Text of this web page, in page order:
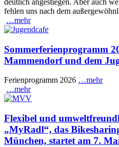
deutlich angestiegen. Aber auch
fehlen uns nach dem
…mehr
Sommerferienprogramm
Mammendorf und dem
Ferienprogramm 2026 …mehr
…mehr
Flexibel und
„MyRadl“, das
München, startet am 7.